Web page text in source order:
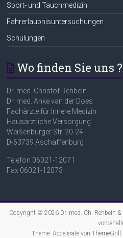
Sport- und Tauchmedizin
Fahrerlaubnisuntersuchungen
Schulungen
Wo finden Sie uns ?
Dr. med. Christof Rehbein
Dr. med. Anke van der Does
Fachärzte für Innere Medizin
Hausärztliche Versorgung
Weißenburger Str. 20-24
D-63739 Aschaffenburg
Telefon 06021-12071
Fax 06021-12073
Copyright © 2026 Dr. med. Ch. Rehbein
Theme:Accelerate von